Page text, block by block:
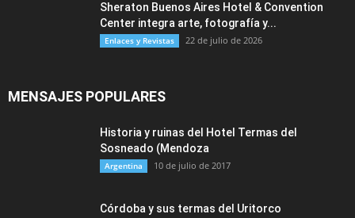
Sheraton Buenos Aires Hotel & Convention
Center integra arte, fotografía y...
Enlaces y Revistas 22 de julio de 2026
MENSAJES POPULARES
Historia y ruinas del Hotel Termas del
Sosneado (Mendoza
Argentina 10 de julio de 2017
Córdoba y sus termas del Uritorco